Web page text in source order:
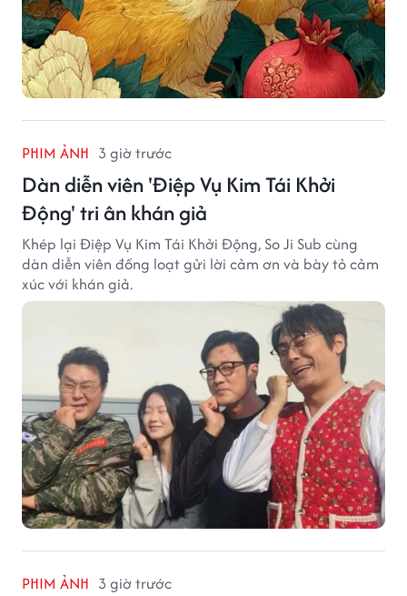
PHIM ẢNH 3 giờ trước
Dàn diễn viên 'Điệp Vụ Kim Tái Khởi
Động' tri ân khán giả
Khép lại Điệp Vụ Kim Tái Khởi Động, So Ji Sub cùng
dàn diễn viên đồng loạt gửi lời cảm ơn và bày tỏ cảm
xúc với khán giả.
PHIM ẢNH 3 giờ trước